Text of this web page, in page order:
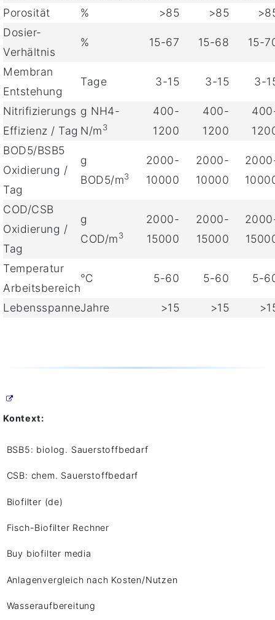
Porosität
% >85 >85
Dosier-
Verhältnis
% 15-67 15-68 15-
Membran
Entstehung
Tage 3-15 3-15 3-
Nitrifizierungs
Effizienz / Tag
g NH4-
N/m3
400-
1200
400-
1200
BOD5/BSB5
Oxidierung /
Tag
g
BOD5/m3
2000-
10000
2000-
10000
COD/CSB
Oxidierung /
Tag
g
COD/m3
2000-
15000
2000-
15000
Temperatur
Arbeitsbereich
℃ 5-60 5-60 5-
LebensspanneJahre >15 >15
Kontext:
BSB5: biolog. Sauerstoffbedarf
CSB: chem. Sauerstoffbedarf
Biofilter (de)
Fisch-Biofilter Rechner
Buy biofilter media
Anlagenvergleich nach Kosten/Nutzen
Wasseraufbereitung